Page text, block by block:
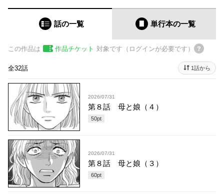
話の一覧 単行本の一覧
この作品は 作品チケット 対象です（ログインが必要です）
全32話 1話から
2026/07/31
第８話 母と娘（４）
50pt
2026/07/31
第８話 母と娘（３）
60pt